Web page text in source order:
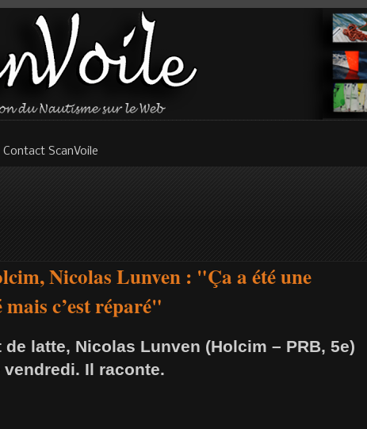
Contact ScanVoile
Nicolas Lunven : "Ça a été une
c’est réparé"
latte, Nicolas Lunven (Holcim – PRB, 5e)
Il raconte.